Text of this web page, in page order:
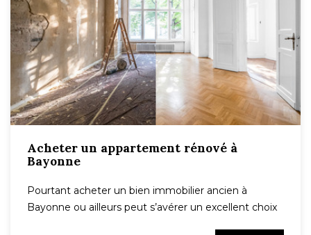
Acheter un appartement rénové à
Bayonne
Pourtant acheter un bien immobilier ancien à
Bayonne ou ailleurs peut s’avérer un excellent choix